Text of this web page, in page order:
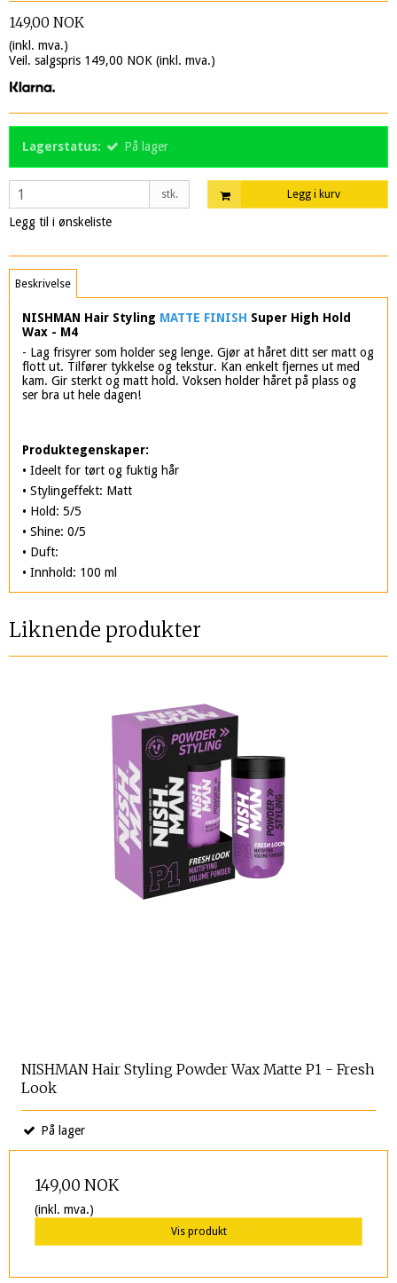
149,00 NOK
(inkl. mva.)
Veil. salgspris 149,00 NOK (inkl. mva.)
Lagerstatus: På lager
stk. Legg i kurv
Legg til i ønskeliste
Beskrivelse
NISHMAN Hair Styling MATTE FINISH Super High Hold
Wax - M4
- Lag frisyrer som holder seg lenge. Gjør at håret ditt ser matt og
flott ut. Tilfører tykkelse og tekstur. Kan enkelt fjernes ut med
kam. Gir sterkt og matt hold. Voksen holder håret på plass og
ser bra ut hele dagen!
Produktegenskaper:
• Ideelt for tørt og fuktig hår
• Stylingeffekt: Matt
• Hold: 5/5
• Shine: 0/5
• Duft:
• Innhold: 100 ml
Liknende produkter
NISHMAN Hair Styling Powder Wax Matte P1 - Fresh
Look
På lager
149,00 NOK
(inkl. mva.)
Vis produkt